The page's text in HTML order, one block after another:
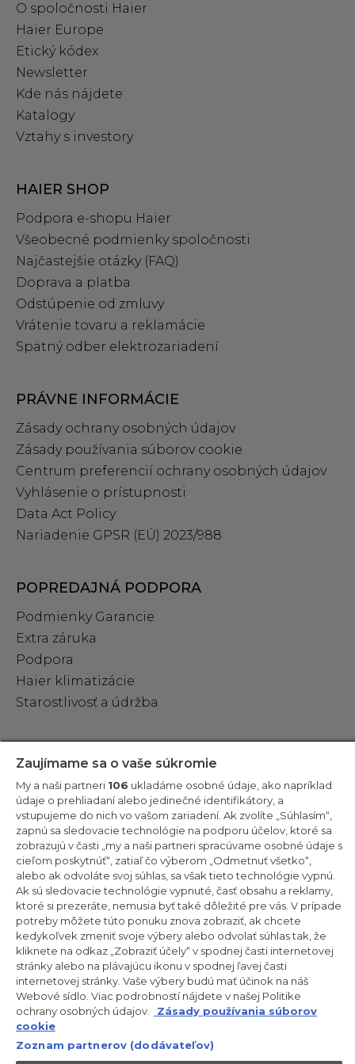
O spoločnosti Haier
Haier Europe
Etický kódex
Newsletter
Kde nás nájdete
Katalogy
Vztahy s investory
HAIER SHOP
Podpora e‑shopu Haier
Všeobecné podmienky spoločnosti
Najčastejšie otázky (FAQ)
Doprava a platba
Odstúpenie od zmluvy
Vrátenie tovaru a reklamácie
Spätný odber elektrozariadení
PRÁVNE INFORMÁCIE
Zásady ochrany osobných údajov
Zásady používania súborov cookie
Centrum preferencií ochrany osobných údajov
Vyhlásenie o prístupnosti
Data Act Policy
Nariadenie GPSR (EÚ) 2023/988
POPREDAJNÁ PODPORA
Podmienky Garancie
Extra záruka
Podpora
Haier klimatizácie
Starostlivosť a údržba
Zostaňte v kontakte!
Odoberajte náš newsletter
CANDY HOOVER GROUP S.r.I. – Jednoosobová spol. s r.o. –
PRÁVNE SÍDLO SPOLOČNOSTI: Via Comolli, 57 – 20861 Brugherio
(MB) – Taliansko – ADMINISTRATÍVNE SÍDLA: Via Privata Eden
Fumagalli snc – 20861 Brugherio (MB) a Via Trento č. 20/A-22 –
20871 Vimercate (MB) – Taliansko – Tel.: +39.039.2086.1 – Fax:
+39.039.2086.237 – Základné imanie 35 000 000,00 € plne
splatené – Daňové identifikačné číslo a číslo zápisu v obchodnom
registri Miláno-Monza-Brianza-Lodi 04666310158 – DIČ
00786860965 – Identifikačné číslo obchodnej jednotky: MB-
1033934 – Oprávnenie IT AEOF 211870 – Činnosť spoločnosti riadi a
koordinuje spoločnosť Candy S.p.A.
SK / Slovensko
Zaujímame sa o vaše súkromie
My a naši partneri 106 ukladáme osobné údaje, ako napríklad
údaje o prehliadaní alebo jedinečné identifikátory, a
vstupujeme do nich vo vašom zariadení. Ak zvolíte „Súhlasím“,
zapnú sa sledovacie technológie na podporu účelov, ktoré sa
zobrazujú v časti „my a naši partneri spracúvame osobné údaje s
cieľom poskytnúť“, zatiaľ čo výberom „Odmetnuť všetko“,
alebo ak odvoláte svoj súhlas, sa však tieto technológie vypnú.
Ak sú sledovacie technológie vypnuté, časť obsahu a reklamy,
ktoré si prezeráte, nemusia byť také dôležité pre vás. V prípade
potreby môžete túto ponuku znova zobraziť, ak chcete
kedykoľvek zmeniť svoje výbery alebo odvolať súhlas tak, že
kliknete na odkaz „Zobraziť účely“ v spodnej časti internetovej
stránky alebo na plávajúcu ikonu v spodnej ľavej časti
internetovej stránky. Vaše výbery budú mať účinok na náš
Webové sídlo. Viac podrobností nájdete v našej Politike
ochrany osobných údajov.
Zásady používania súborov
cookie
Zoznam partnerov (dodávateľov)